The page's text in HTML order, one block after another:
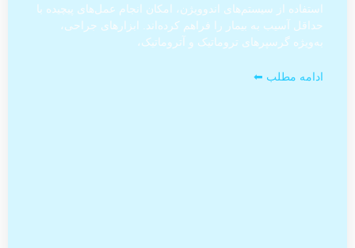
استفاده از سیستم‌های اندوویژن، امکان انجام عمل‌های پیچیده با
حداقل آسیب به بیمار را فراهم کرده‌اند. ابزارهای جراحی،
به‌ویژه گرسپرهای تروماتیک و آتروماتیک،
ادامه مطلب ⬅